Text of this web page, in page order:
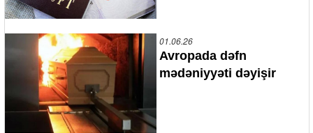
01.06.26
Avropada dəfn
mədəniyyəti dəyişir